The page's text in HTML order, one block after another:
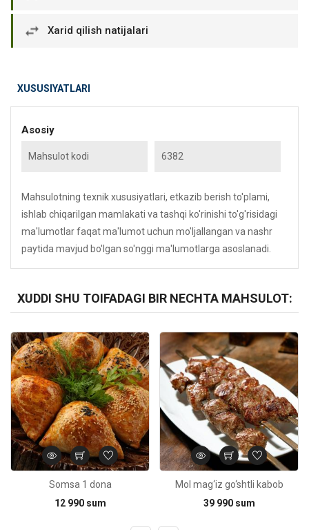
Xarid qilish natijalari
XUSUSIYATLARI
Asosiy
Mahsulot kodi 6382
Mahsulotning texnik xususiyatlari, etkazib berish to'plami,
ishlab chiqarilgan mamlakati va tashqi ko'rinishi to'g'risidagi
ma'lumotlar faqat ma'lumot uchun mo'ljallangan va nashr
paytida mavjud bo'lgan so'nggi ma'lumotlarga asoslanadi.
XUDDI SHU TOIFADAGI BIR NECHTA MAHSULOT:
Somsa 1 dona
12 990 sum
Kod: 6381
Mol mag‘iz go‘shtli kabob
39 990 sum
Kod: 6380